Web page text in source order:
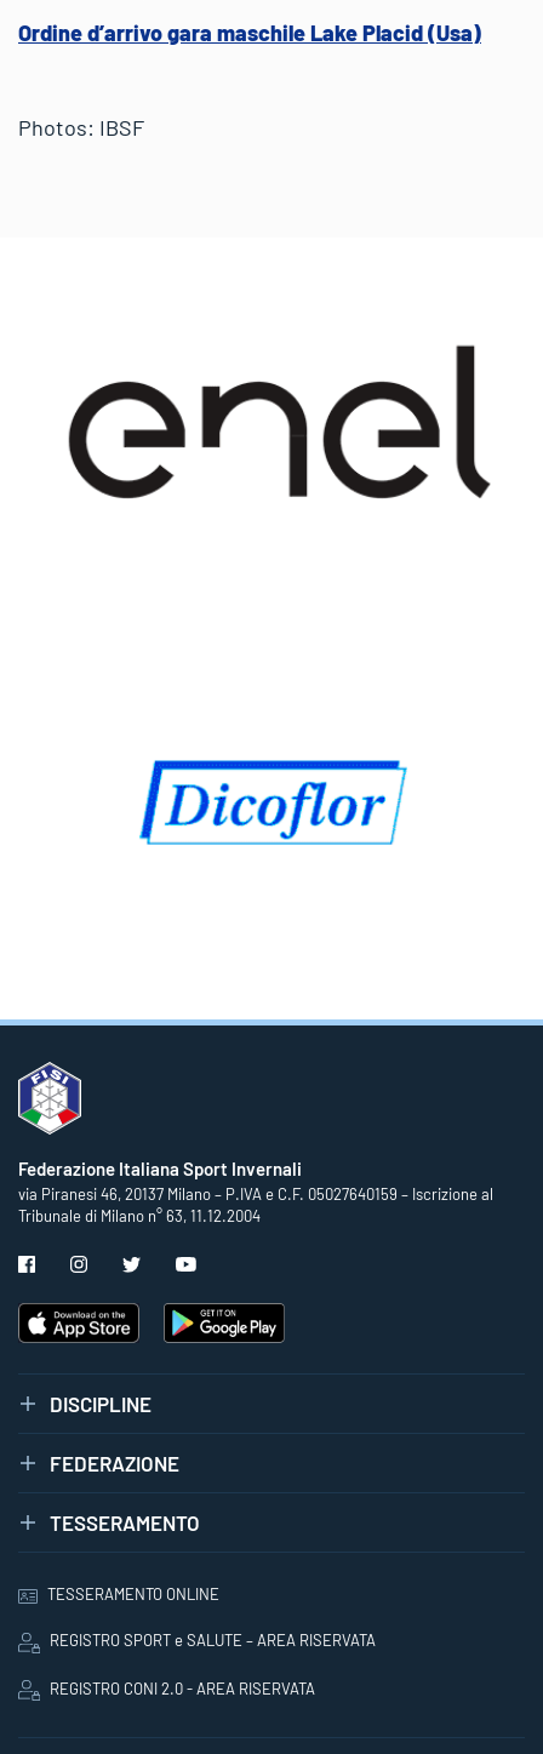
Ordine d’arrivo gara maschile Lake Placid (Usa)
Photos: IBSF
Federazione Italiana Sport Invernali
via Piranesi 46, 20137 Milano – P.IVA e C.F. 05027640159 – Iscrizione al
Tribunale di Milano n° 63, 11.12.2004
DISCIPLINE
FEDERAZIONE
TESSERAMENTO
TESSERAMENTO ONLINE
REGISTRO SPORT e SALUTE – AREA RISERVATA
REGISTRO CONI 2.0 - AREA RISERVATA